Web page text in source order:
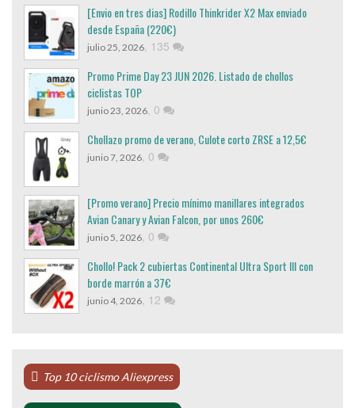
[Envio en tres dias] Rodillo Thinkrider X2 Max enviado
desde España (220€)
julio 25, 2026, 135
Promo Prime Day 23 JUN 2026. Listado de chollos
ciclistas TOP
junio 23, 2026, 0
Chollazo promo de verano, Culote corto ZRSE a 12,5€
junio 7, 2026, 0
[Promo verano] Precio mínimo manillares integrados
Avian Canary y Avian Falcon, por unos 260€
junio 5, 2026, 0
Chollo! Pack 2 cubiertas Continental Ultra Sport III con
borde marrón a 37€
junio 4, 2026, 12
Top 10 ciclismo Aliexpress